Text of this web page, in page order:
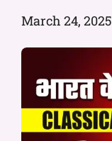
March 24, 2025